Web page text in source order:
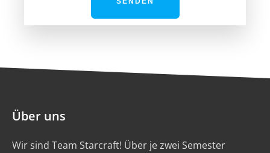
Über uns
Wir sind Team Starcraft! Über je zwei Semester